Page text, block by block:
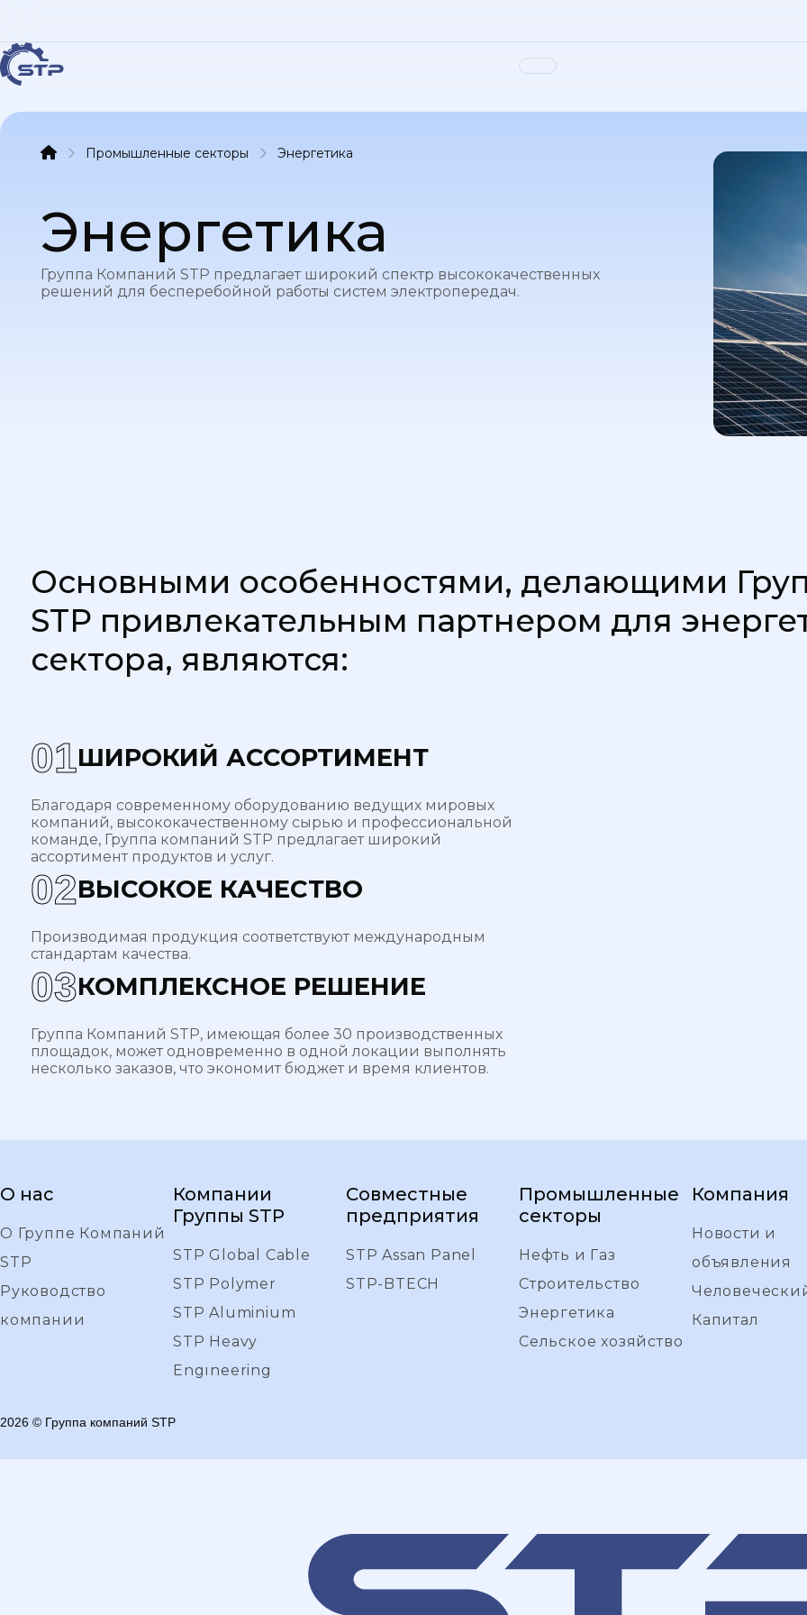
Промышленные секторы Энергетика
Энергетика
Группа Компаний STP предлагает широкий спектр высококачественных
решений для бесперебойной работы систем электропередач.
Основными особенностями, делающими
STP привлекательным партнером для
сектора, являются:
01ШИРОКИЙ АССОРТИМЕНТ
Благодаря современному оборудованию ведущих мировых
компаний, высококачественному сырью и профессиональной
команде, Группа компаний STP предлагает широкий
ассортимент продуктов и услуг.
02ВЫСОКОЕ КАЧЕСТВО
Производимая продукция соответствуют международным
стандартам качества.
03КОМПЛЕКСНОЕ РЕШЕНИЕ
Группа Компаний STP, имеющая более 30 производственных
площадок, может одновременно в одной локации выполнять
несколько заказов, что экономит бюджет и время клиентов.
О нас
О Группе Компаний
STP
Руководство
компании
Компании
Группы STP
STP Global Cable
STP Polymer
STP Aluminium
STP Heavy
Engıneering
Совместные
предприятия
STP Assan Panel
STP-BTECH
Промышленные
секторы
Нефть и Газ
Строительство
Энергетика
Сельское хозяйство
Компания
Новости и
объявления
Капитал
2026 © Группа компаний STP